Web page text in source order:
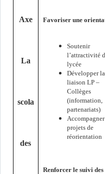
Axe
La
scola
des
Favoriser une
Soutenir
l’attractivité
lycée
Développer la
liaison LP –
Collèges
(information,
partenariats)
projets de
réorientation
Renforcer le suivi des